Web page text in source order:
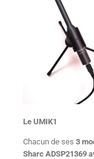
Le UMIK1
Chacun de ses 3
Sharc ADSP21369